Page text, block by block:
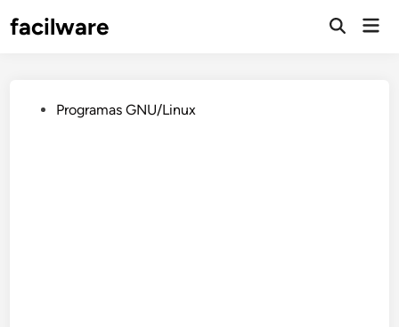
facilware
Publicado
Programas GNU/Linux